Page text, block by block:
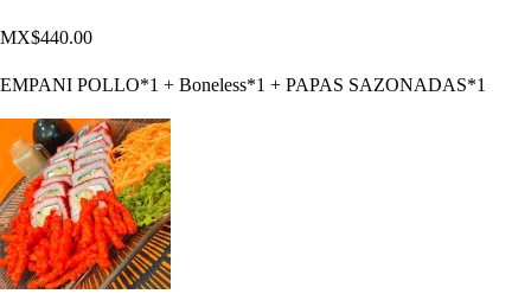
MX$440.00
EMPANI POLLO*1 + Boneless*1 + PAPAS SAZONADAS*1